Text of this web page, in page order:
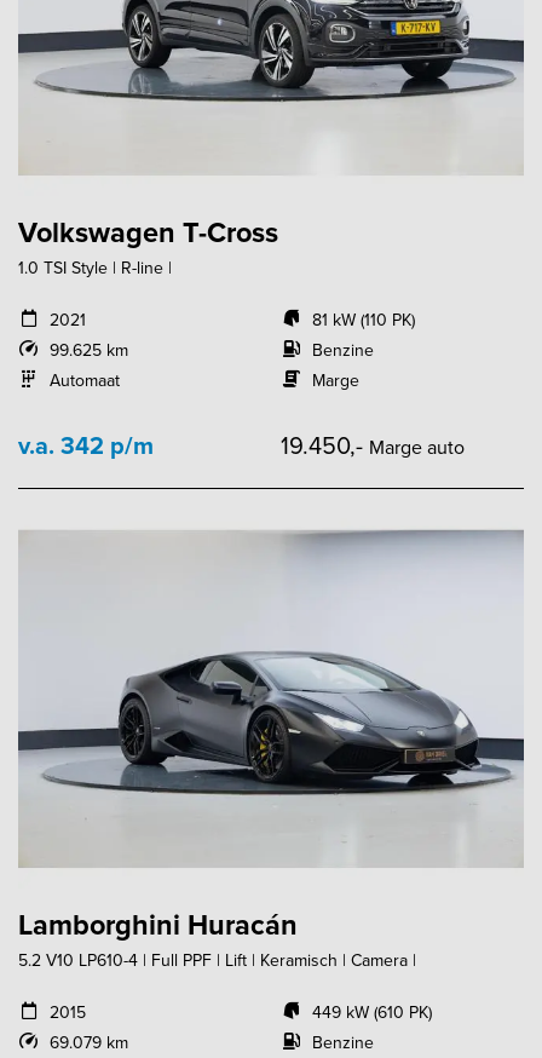
Volkswagen T-Cross
1.0 TSI Style | R-line |
2021
99.625 km
Automaat
81 kW (110 PK)
Benzine
Marge
v.a. 342 p/m 19.450,- Marge auto
Lamborghini Huracán
5.2 V10 LP610-4 | Full PPF | Lift | Keramisch | Camera |
2015
69.079 km
449 kW (610 PK)
Benzine